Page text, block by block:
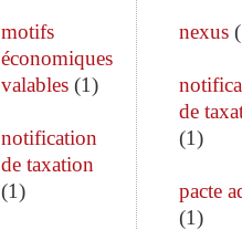
motifs
économiques
valables(1)
notification
de taxation
(1)
nexus(
de
(1)
pacte
(1)